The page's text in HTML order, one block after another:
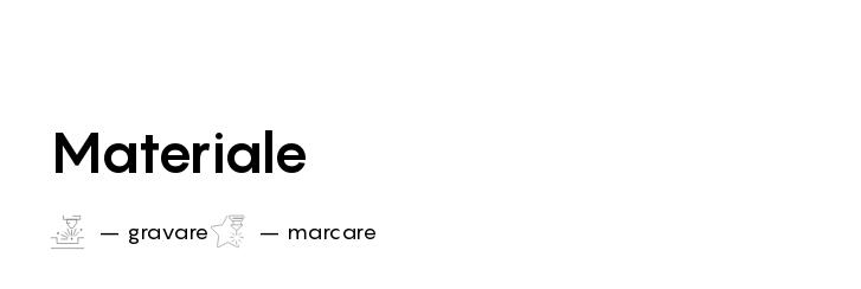
Materiale
– gravare – marcare